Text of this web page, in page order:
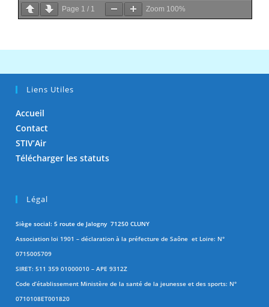
Page 1 / 1 Zoom 100%
Liens Utiles
Accueil
Contact
STIV’Air
Télécharger les statuts
Légal
Siège social: 5 route de Jalogny 71250 CLUNY
Association loi 1901 – déclaration à la préfecture de Saône et Loire: N°
0715005709
SIRET: 511 359 01000010 – APE 9312Z
Code d’établissement Ministère de la santé de la jeunesse et des sports: N°
0710108ET001820